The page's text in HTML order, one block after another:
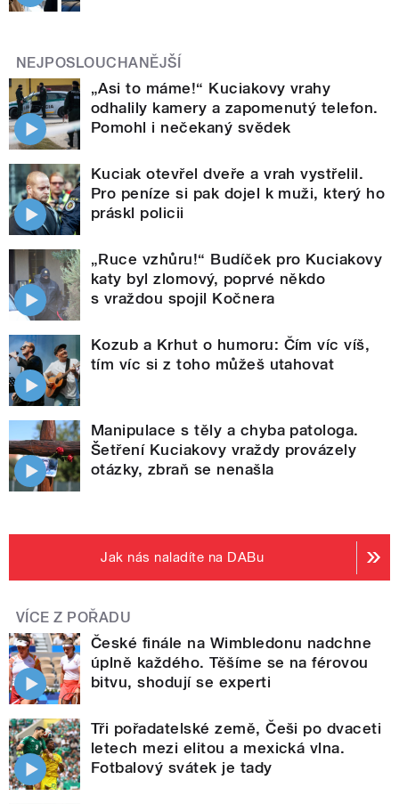
NEJPOSLOUCHANĚJŠÍ
„Asi to máme!“ Kuciakovy vrahy
odhalily kamery a zapomenutý telefon.
Pomohl i nečekaný svědek
Kuciak otevřel dveře a vrah vystřelil.
Pro peníze si pak dojel k muži, který ho
práskl policii
„Ruce vzhůru!“ Budíček pro Kuciakovy
katy byl zlomový, poprvé někdo
s vraždou spojil Kočnera
Kozub a Krhut o humoru: Čím víc víš,
tím víc si z toho můžeš utahovat
Manipulace s těly a chyba patologa.
Šetření Kuciakovy vraždy provázely
otázky, zbraň se nenašla
Jak nás naladíte na DABu
VÍCE Z POŘADU
České finále na Wimbledonu nadchne
úplně každého. Těšíme se na férovou
bitvu, shodují se experti
Tři pořadatelské země, Češi po dvaceti
letech mezi elitou a mexická vlna.
Fotbalový svátek je tady